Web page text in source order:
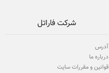
شرکت فاراتل
آدرس
درباره ما
قوانین و مقررات سایت